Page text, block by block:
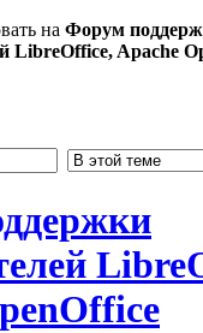
на Форум
LibreOffice, Apache